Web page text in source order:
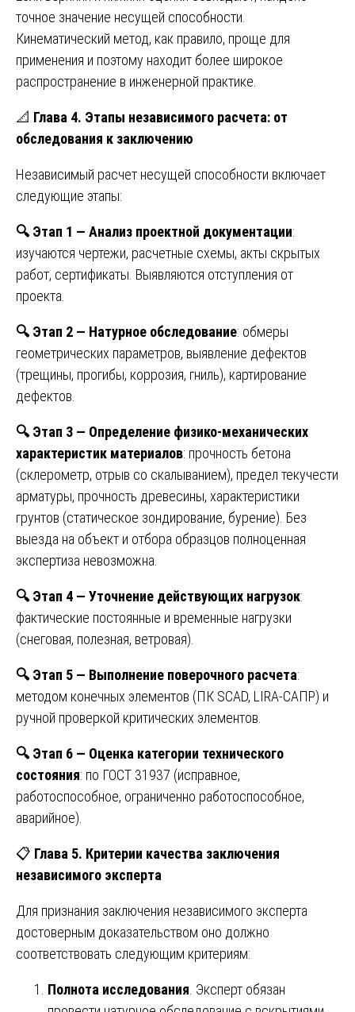
точное значение несущей способности.
Кинематический метод, как правило, проще для
применения и поэтому находит более широкое
распространение в инженерной практике.
📐 Глава 4. Этапы независимого расчета: от
обследования к заключению
Независимый расчет несущей способности включает
следующие этапы:
🔍Этап 1 — Анализ проектной документации:
изучаются чертежи, расчетные схемы, акты скрытых
работ, сертификаты. Выявляются отступления от
проекта.
🔍Этап 2 — Натурное обследование: обмеры
геометрических параметров, выявление дефектов
(трещины, прогибы, коррозия, гниль), картирование
дефектов.
🔍Этап 3 — Определение физико-механических
характеристик материалов: прочность бетона
(склерометр, отрыв со скалыванием), предел текучести
арматуры, прочность древесины, характеристики
грунтов (статическое зондирование, бурение). Без
выезда на объект и отбора образцов полноценная
экспертиза невозможна.
🔍Этап 4 — Уточнение действующих нагрузок:
фактические постоянные и временные нагрузки
(снеговая, полезная, ветровая).
🔍Этап 5 — Выполнение поверочного расчета:
методом конечных элементов (ПК SCAD, LIRA-САПР) и
ручной проверкой критических элементов.
🔍Этап 6 — Оценка категории технического
состояния: по ГОСТ 31937 (исправное,
работоспособное, ограниченно работоспособное,
аварийное).
📋 Глава 5. Критерии качества заключения
независимого эксперта
Для признания заключения независимого эксперта
достоверным доказательством оно должно
соответствовать следующим критериям:
Полнота исследования . Эксперт обязан